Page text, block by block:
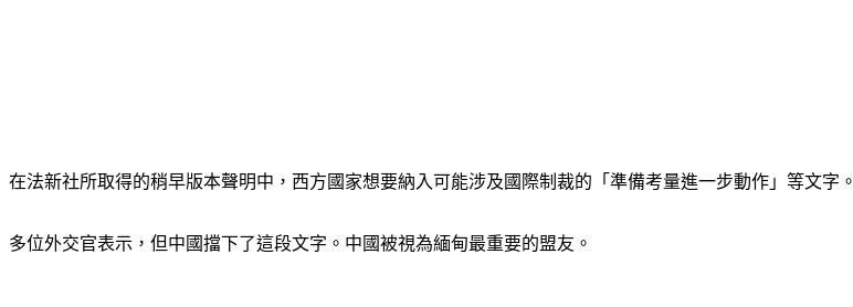
在法新社所取得的稍早版本聲明中，西方國家想要納入可能涉及國際制裁的「準備考量進一步動作」等文字。
多位外交官表示，但中國擋下了這段文字。中國被視為緬甸最重要的盟友。